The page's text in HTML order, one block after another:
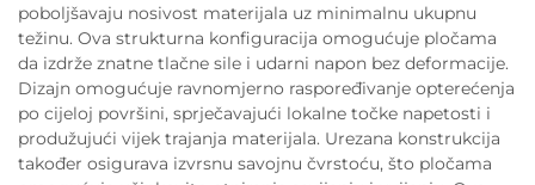
poboljšavaju nosivost materijala uz minimalnu ukupnu
težinu. Ova strukturna konfiguracija omogućuje pločama
da izdrže znatne tlačne sile i udarni napon bez deformacije.
Dizajn omogućuje ravnomjerno raspoređivanje opterećenja
po cijeloj površini, sprječavajući lokalne točke napetosti i
produžujući vijek trajanja materijala. Urezana konstrukcija
također osigurava izvrsnu savojnu čvrstoću, što pločama